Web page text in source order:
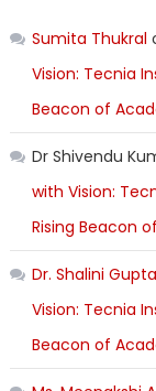
Sumita Thukral
Vision: Tecnia
Beacon of
Dr Shivendu
with Vision:
Rising Beacon
Dr. Shalini Gupta
Vision: Tecnia
Beacon of